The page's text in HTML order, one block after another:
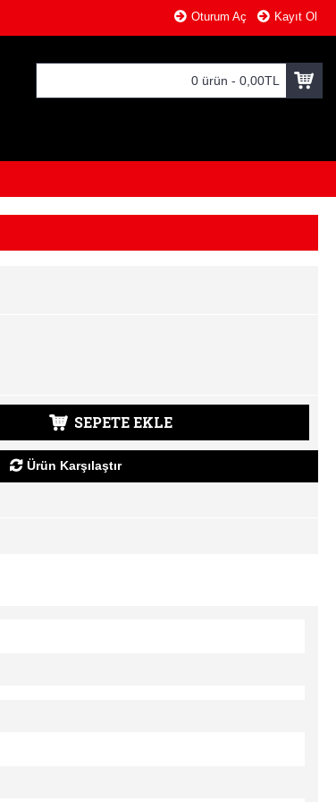
Oturum Aç Kayıt Ol
0 ürün - 0,00TL
SEPETE EKLE
Ürün Karşılaştır